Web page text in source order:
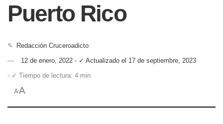
Puerto Rico
✎
Redacción Cruceroadicto
12 de enero, 2022 - ✓ Actualizado el 17 de septiembre, 2023
- ✓ Tiempo de lectura: 4 min
AA